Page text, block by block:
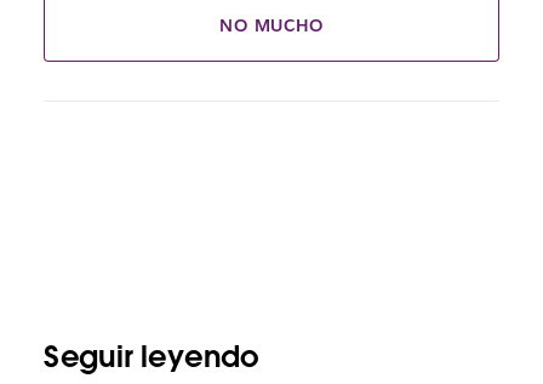
NO MUCHO
Seguir leyendo